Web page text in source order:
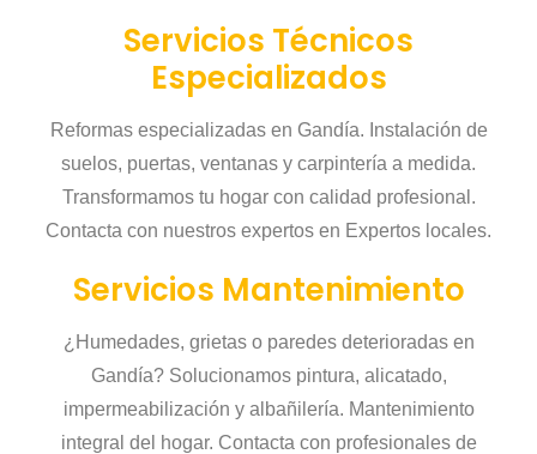
Servicios Técnicos
Especializados
Reformas especializadas en Gandía. Instalación de
suelos, puertas, ventanas y carpintería a medida.
Transformamos tu hogar con calidad profesional.
Contacta con nuestros expertos en Expertos locales.
Servicios Mantenimiento
¿Humedades, grietas o paredes deterioradas en
Gandía? Solucionamos pintura, alicatado,
impermeabilización y albañilería. Mantenimiento
integral del hogar. Contacta con profesionales de